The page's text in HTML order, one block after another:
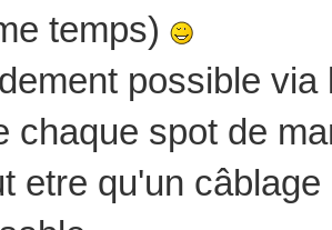
temps)
possible
chaque spot de
etre qu'un